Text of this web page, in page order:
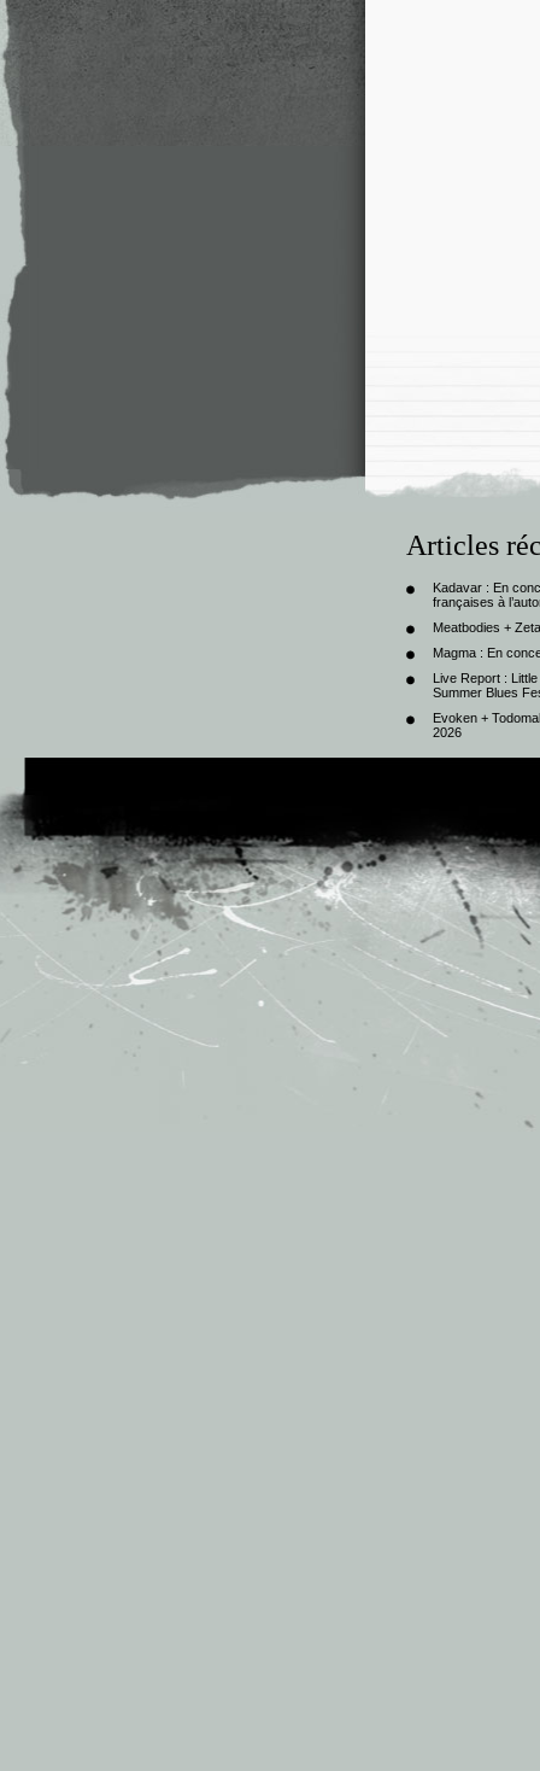
Articles
Kadavar : En
françaises à
Meatbodies +
Magma : En
Live Report :
Summer Blues
Evoken +
2026